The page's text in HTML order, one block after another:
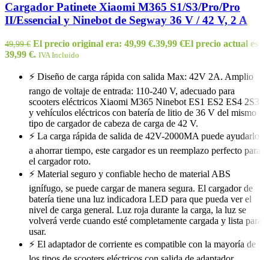
Cargador Patinete Xiaomi M365 S1/S3/Pro/Pro
II/Essencial y Ninebot de Segway 36 V / 42 V, 2 A
49,99€ El precio original era: 49,99 €.39,99 €El precio actual es:
39,99 €. IVA Incluido
⚡ Diseño de carga rápida con salida Max: 42V 2A. Amplio
rango de voltaje de entrada: 110-240 V, adecuado para
scooters eléctricos Xiaomi M365 Ninebot ES1 ES2 ES4 2S3
y vehículos eléctricos con batería de litio de 36 V del mismo
tipo de cargador de cabeza de carga de 42 V.
⚡ La carga rápida de salida de 42V-2000MA puede ayudarlo
a ahorrar tiempo, este cargador es un reemplazo perfecto para
el cargador roto.
⚡ Material seguro y confiable hecho de material ABS
ignífugo, se puede cargar de manera segura. El cargador de
batería tiene una luz indicadora LED para que pueda ver el
nivel de carga general. Luz roja durante la carga, la luz se
volverá verde cuando esté completamente cargada y lista para
usar.
⚡ El adaptador de corriente es compatible con la mayoría de